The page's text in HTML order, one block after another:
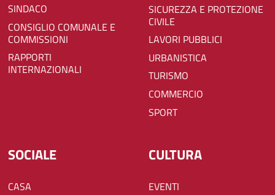
SINDACO
CONSIGLIO COMUNALE E
COMMISSIONI
RAPPORTI
INTERNAZIONALI
SICUREZZA E PROTEZIONE
CIVILE
LAVORI PUBBLICI
URBANISTICA
TURISMO
COMMERCIO
SPORT
SOCIALE
CASA
CULTURA
EVENTI